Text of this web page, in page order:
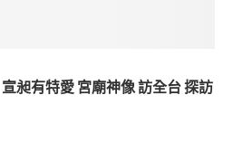
昶有特愛 宮廟神像 訪全台 探訪